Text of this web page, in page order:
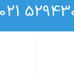
021